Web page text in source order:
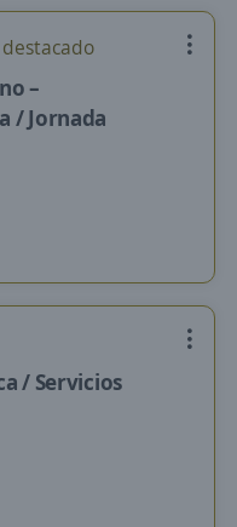
–
/ Jornada
/ Servicios